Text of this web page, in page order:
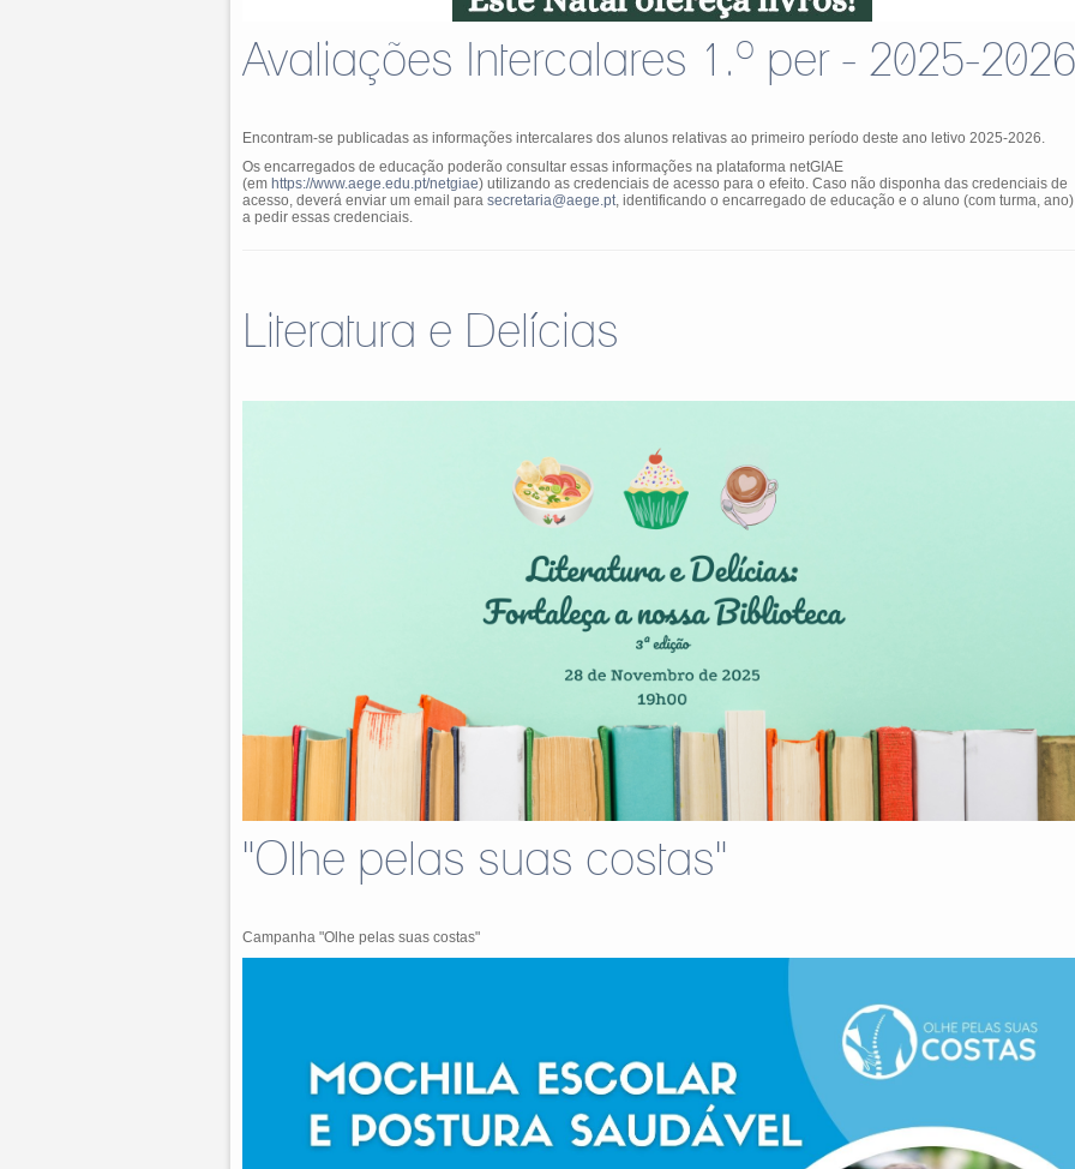
Avaliações Intercalares 1.º per - 2025-2026
Encontram-se publicadas as informações intercalares dos alunos relativas ao primeiro período deste ano letivo 2025-2026.
Os encarregados de educação poderão consultar essas informações na plataforma netGIAE
(em https://www.aege.edu.pt/netgiae) utilizando as credenciais de acesso para o efeito. Caso não disponha das credenciais de
acesso, deverá enviar um email para secretaria@aege.pt, identificando o encarregado de educação e o aluno (com turma,
a pedir essas credenciais.
Literatura e Delícias
"Olhe pelas suas costas"
Campanha "Olhe pelas suas costas"